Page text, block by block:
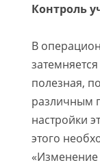
Контроль
В
полезная,
различным
настройки
этого
«Изменение